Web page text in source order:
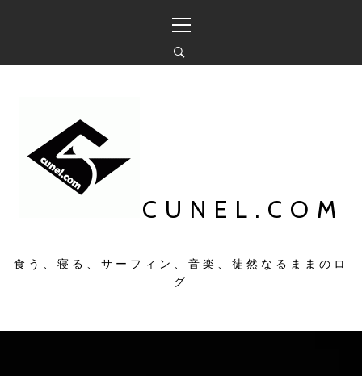
ン
イ
ン
メ
CUNEL.COM
食う、寝る、サーフィン、音楽、徒然なるままのロ
グ